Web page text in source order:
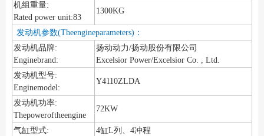
机组重量:
Rated power unit:83
1300KG
发动机参数(Theengineparameters)：
发动机品牌:
Enginebrand:
扬动动力/扬动股份有限公司
Excelsior Power/Excelsior Co. , Ltd.
发动机型号:
Enginemodel:
Y4110ZLDA
发动机功率:
Thepoweroftheengine
72KW
气缸型式:
4缸L列、4冲程